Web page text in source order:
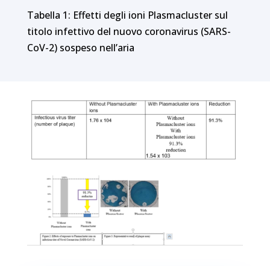
Tabella 1: Effetti degli ioni Plasmacluster sul
titolo infettivo del nuovo coronavirus (SARS-
CoV-2) sospeso nell’aria